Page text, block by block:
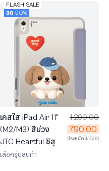
FLASH SALE
ลด 50%
เคสใส iPad Air 11"
(M2/M3) สีม่วง
JTC Heartful ชิสุ
1,290.00
790.00
ประหยัดไป 500
เลือกรุ่นสินค้า